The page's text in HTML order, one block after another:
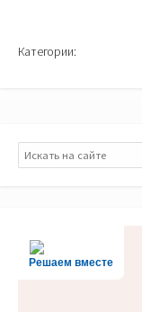
Категории:
Поиск
Решаем вместе